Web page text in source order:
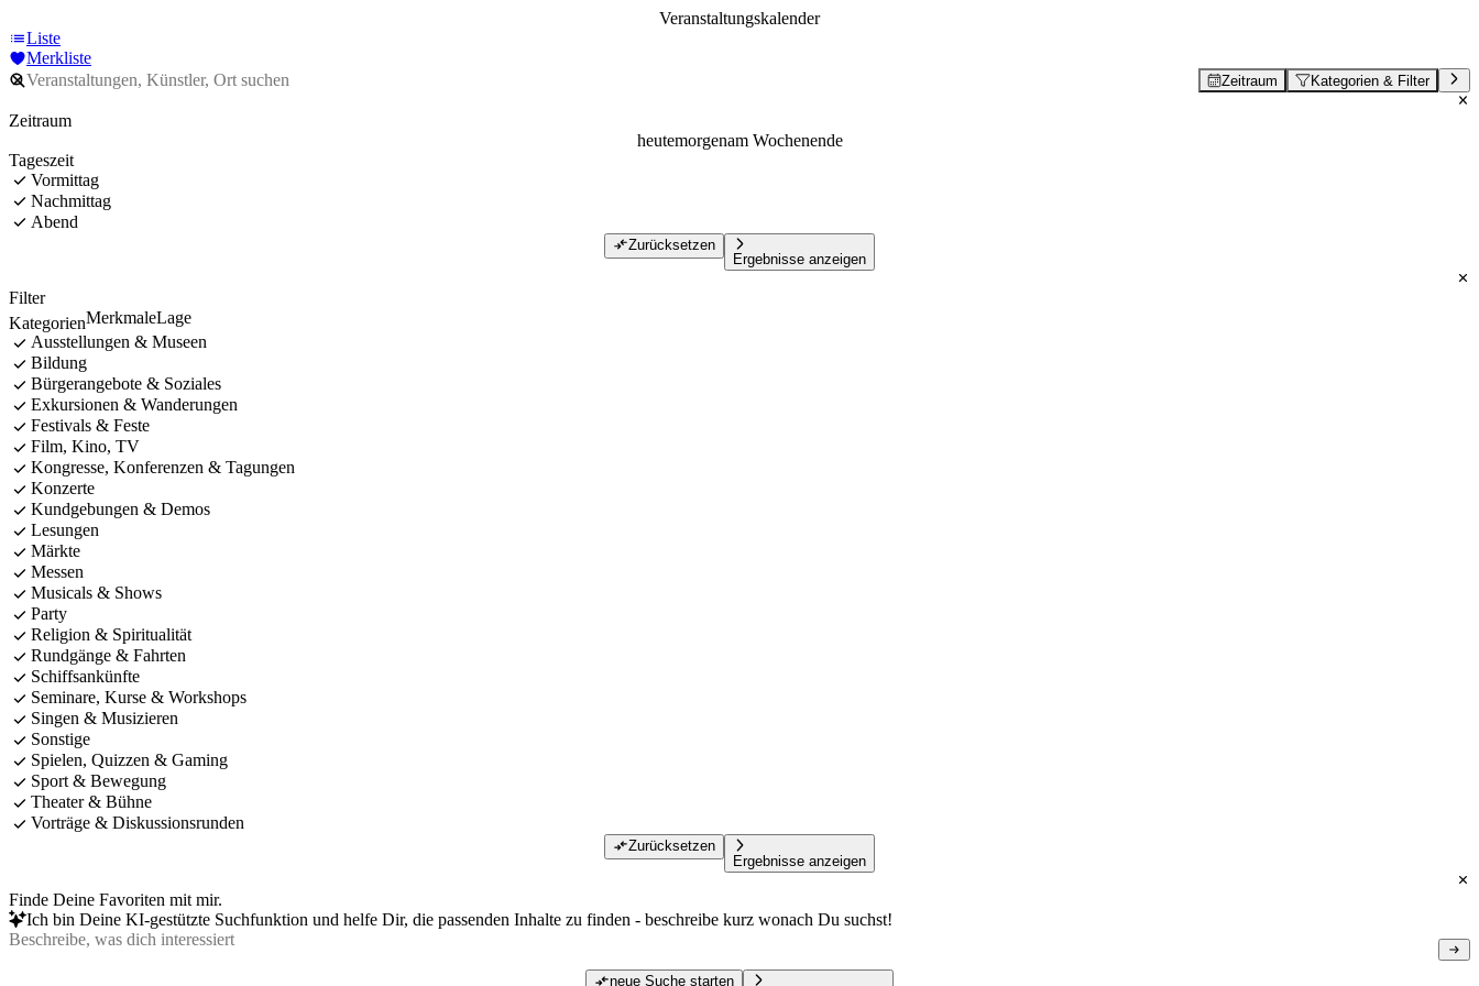
Veranstaltungskalender
Liste
Merkliste
Zeitraum Kategorien & Filter
Zeitraum
heutemorgenam Wochenende
Tageszeit
Vormittag
Nachmittag
Abend
Zurücksetzen
Ergebnisse anzeigen
Filter
KategorienMerkmaleLage
Ausstellungen & Museen
Bildung
Bürgerangebote & Soziales
Exkursionen & Wanderungen
Festivals & Feste
Film, Kino, TV
Kongresse, Konferenzen & Tagungen
Konzerte
Kundgebungen & Demos
Lesungen
Märkte
Messen
Musicals & Shows
Party
Religion & Spiritualität
Rundgänge & Fahrten
Schiffsankünfte
Seminare, Kurse & Workshops
Singen & Musizieren
Sonstige
Spielen, Quizzen & Gaming
Sport & Bewegung
Theater & Bühne
Vorträge & Diskussionsrunden
Zurücksetzen
Ergebnisse anzeigen
Finde Deine Favoriten mit mir.
Ich bin Deine KI-gestützte Suchfunktion und helfe Dir, die passenden Inhalte zu finden - beschreibe kurz wonach Du suchst!
neue Suche starten